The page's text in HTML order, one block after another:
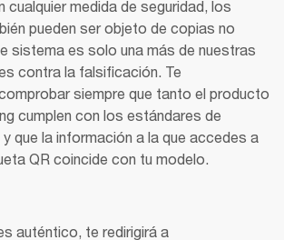
cualquier medida de seguridad, los
pueden ser objeto de copias no
sistema es solo una más de nuestras
contra la falsificación. Te
siempre que tanto el producto
cumplen con los estándares de
que la información a la que accedes a
QR coincide con tu modelo.